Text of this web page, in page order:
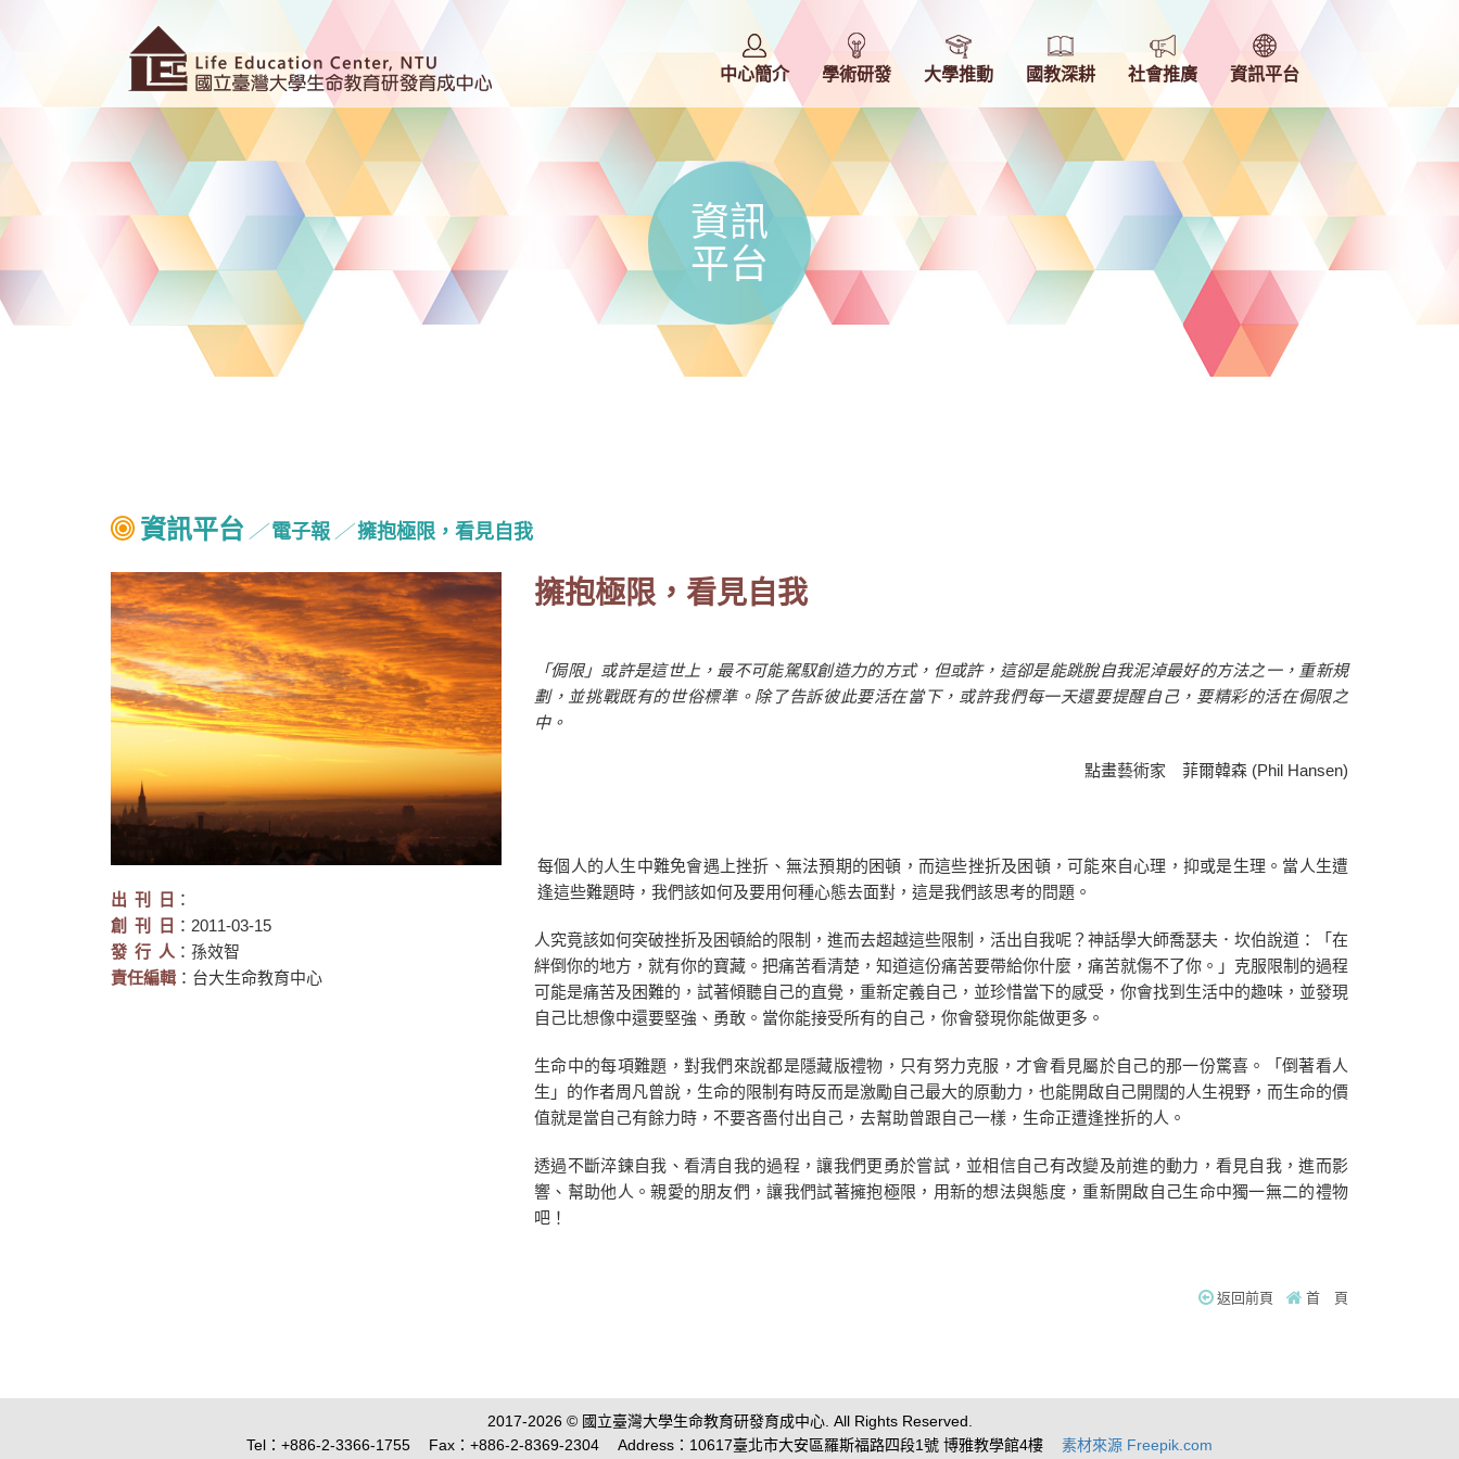
中心簡介 學術研發 大學推動 國教深耕 社會推廣 資訊平台
資訊
平台
資訊平台 ╱ 電子報 ╱ 擁抱極限，看見自我
出刊 日 ：
創刊
日 ：2011-03-15
發行 人 ：孫效智
責任編輯 ：台大生命教育中心
擁抱極限，看見自我
「侷限」或許是這世上，最不可能駕馭創造力的方式，但或許， 這卻是能跳脫自我泥淖最好的方法之一， 重新規
劃，並挑戰既有的世俗標準。 除了告訴彼此要活在當下， 或許我們每一天還要提醒自己， 要精彩的活在侷限之
中。
點畫藝術家 菲爾韓森 (Phil Hansen)
每個人的人生中難免會遇上挫折、無法預期的困頓，而這些挫折及困頓，可能來自心理，抑或是生理。當人生遭
逢這些難題時，我們該如何及要用何種心態去面對，這是我們該思考的問題。
人究竟該如何突破挫折及困頓給的限制，進而去超越這些限制，活出自我呢？神話學大師喬瑟夫．坎伯說道：「在
絆倒你的地方，就有你的寶藏。把痛苦看清楚，知道這份痛苦要帶給你什麼，痛苦就傷不了你。」克服限制的過程
可能是痛苦及困難的，試著傾聽自己的直覺，重新定義自己，並珍惜當下的感受，你會找到生活中的趣味，並發現
自己比想像中還要堅強、勇敢。當你能接受所有的自己，你會發現你能做更多。
生命中的每項難題，對我們來說都是隱藏版禮物，只有努力克服，才會看見屬於自己的那一份驚喜。「倒著看人
生」的作者周凡曾說，生命的限制有時反而是激勵自己最大的原動力，也能開啟自己開闊的人生視野，而生命的價
值就是當自己有餘力時，不要吝嗇付出自己，去幫助曾跟自己一樣，生命正遭逢挫折的人。
透過不斷淬鍊自我、看清自我的過程，讓我們更勇於嘗試，並相信自己有改變及前進的動力，看見自我，進而影
響、幫助他人。親愛的朋友們，讓我們試著擁抱極限，用新的想法與態度，重新開啟自己生命中獨一無二的禮物
吧！
返回前頁 首 頁
2017-2026 © 國立臺灣大學生命教育研發育成中心. All Rights Reserved.
Tel：+886-2-3366-1755
Fax：+886-2-8369-2304 Address：10617臺北市大安區羅斯福路四段1號 博雅教學館4樓 素材來源 Freepik.com